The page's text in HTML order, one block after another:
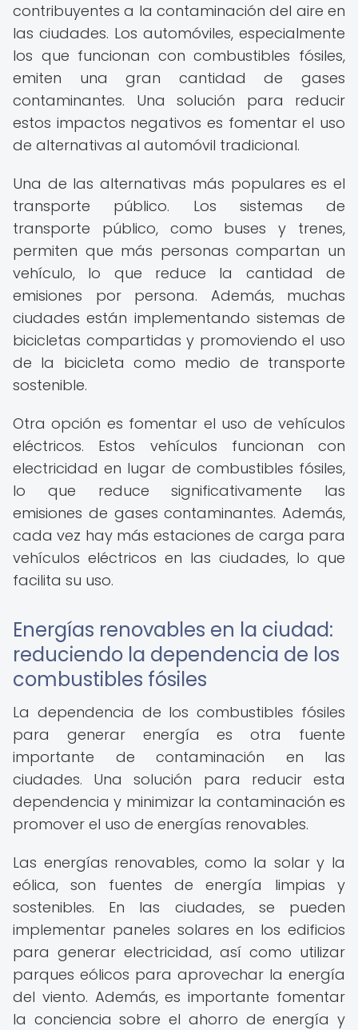
contribuyentes a la contaminación del aire en
las ciudades. Los automóviles, especialmente
los que funcionan con combustibles fósiles,
emiten una gran cantidad de gases
contaminantes. Una solución para reducir
estos impactos negativos es fomentar el uso
de alternativas al automóvil tradicional.
Una de las alternativas más populares es el
transporte público. Los sistemas de
transporte público, como buses y trenes,
permiten que más personas compartan un
vehículo, lo que reduce la cantidad de
emisiones por persona. Además, muchas
ciudades están implementando sistemas de
bicicletas compartidas y promoviendo el uso
de la bicicleta como medio de transporte
sostenible.
Otra opción es fomentar el uso de vehículos
eléctricos. Estos vehículos funcionan con
electricidad en lugar de combustibles fósiles,
lo que reduce significativamente las
emisiones de gases contaminantes. Además,
cada vez hay más estaciones de carga para
vehículos eléctricos en las ciudades, lo que
facilita su uso.
Energías renovables en la ciudad:
reduciendo la dependencia de los
combustibles fósiles
La dependencia de los combustibles fósiles
para generar energía es otra fuente
importante de contaminación en las
ciudades. Una solución para reducir esta
dependencia y minimizar la contaminación es
promover el uso de energías renovables.
Las energías renovables, como la solar y la
eólica, son fuentes de energía limpias y
sostenibles. En las ciudades, se pueden
implementar paneles solares en los edificios
para generar electricidad, así como utilizar
parques eólicos para aprovechar la energía
del viento. Además, es importante fomentar
la conciencia sobre el ahorro de energía y